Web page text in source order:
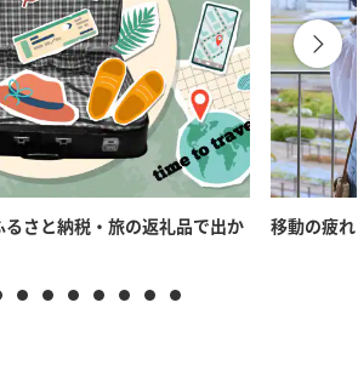
さと納税・旅の返礼品で出か
移動の疲